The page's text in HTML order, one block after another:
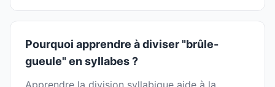
Pourquoi apprendre à diviser "brûle-
gueule" en syllabes ?